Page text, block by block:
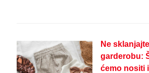
Ne
garderobu:
ćemo nositi